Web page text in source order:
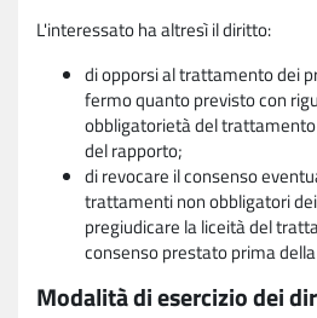
L'interessato ha altresì il diritto:
di opporsi al trattamento dei
fermo quanto previsto con
obbligatorietà del
del rapporto;
di revocare il consenso
trattamenti non obbligatori
pregiudicare la liceità del
consenso prestato prima
Modalità di esercizio dei